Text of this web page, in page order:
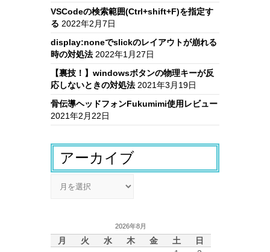
VSCodeの検索範囲(Ctrl+shift+F)を指定す
る 2022年2月7日
display:noneでslickのレイアウトが崩れる
時の対処法 2022年1月27日
【裏技！】windowsボタンの物理キーが反
応しないときの対処法 2021年3月19日
骨伝導ヘッドフォンFukumimi使用レビュー
2021年2月22日
アーカイブ
2026年8月
月 火 水 木 金 土
日